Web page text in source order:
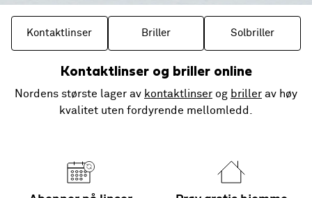
Kontaktlinser Briller Solbriller
Kontaktlinser og briller online
Nordens største lager av kontaktlinser og briller av høy
kvalitet uten fordyrende mellomledd.